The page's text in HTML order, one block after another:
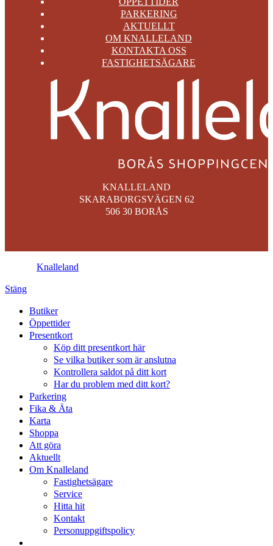
PARKERING
AKTUELLT
OM KNALLELAND
KONTAKTA OSS
FASTIGHETSÄGARE
KNALLELAND
SKARABORGSVÄGEN 62
506 30 BORÅS
Knalleland
Stäng
Butiker
Öppettider
Presentkort
Köp ditt presentkort här
Se vilka butiker som är anslutna
Kontrollera saldot på ditt kort
Har du problem med ditt kort?
Parkering
Fika & Äta
Karta
Shoppa
Att göra
Aktuellt
Om Knalleland
Fastighetsägare
Service
Hitta hit
Kontakt
Personuppgiftspolicy